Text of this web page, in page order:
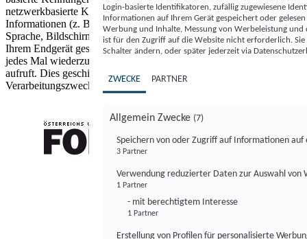
netzwerkbasierte Kennungen) können zusammen mit anderen
Informationen (z. B. Browsertyp und Browserinformationen,
Sprache, Bildschirmgröße, unterstützte Technologien usw.) auf
Ihrem Endgerät gespeichert oder von dort ausgelesen werden, um es
jedes Mal wiederzuerkennen, wenn es eine App oder einer Webseite
aufruft. Dies geschieht für einen oder mehrere der hier aufgeführten
Verarbeitungszwecke.
Login-basierte Identifikatoren, zufällig zugewiesene
Informationen auf Ihrem Gerät gespeichert oder
Werbung und Inhalte, Messung von Werbeleistung
ist für den Zugriff auf die Website nicht erforderlich.
Schalter ändern, oder später jederzeit via
ZWECKE PARTNER
Allgemein Zwecke (7)
Speichern von oder Zugriff auf Informationen auf
3 Partner
Verwendung reduzierter Daten zur Auswahl von
1 Partner
- mit berechtigtem Interesse
1 Partner
Erstellung von Profilen für personalisierte
FONDS professionell